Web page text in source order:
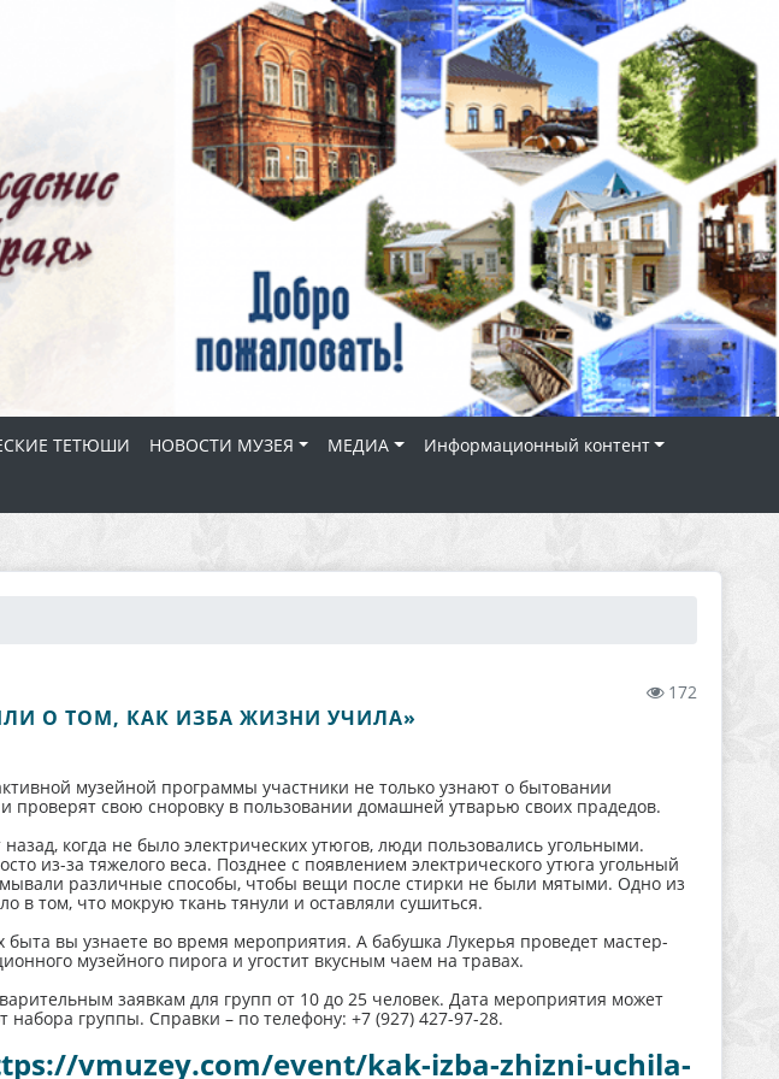
ТЕТЮШИ НОВОСТИ МУЗЕЯ МЕДИА
Информационный контент
172
О ТОМ, КАК ИЗБА ЖИЗНИ УЧИЛА»
музейной программы участники не только узнают о бытовании
проверят свою сноровку в пользовании домашней утварью своих прадедов.
назад, когда не было электрических утюгов, люди пользовались угольными.
из-за тяжелого веса. Позднее с появлением электрического утюга угольный
различные способы, чтобы вещи после стирки не были мятыми. Одно из
в том, что мокрую ткань тянули и оставляли сушиться.
быта вы узнаете во время мероприятия. А бабушка Лукерья проведет мастер-
музейного пирога и угостит вкусным чаем на травах.
заявкам для групп от 10 до 25 человек. Дата мероприятия может
набора группы. Справки – по телефону: +7 (927) 427-97-28.
vmuzey.com/event/kak-izba-zhizni-uchila-